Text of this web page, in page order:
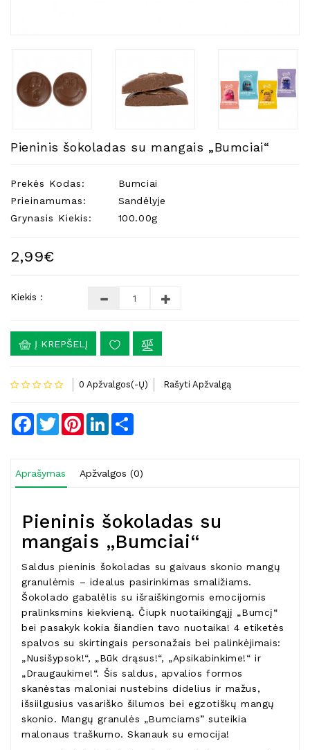
Kosmetika
Higienos
Kūdikiams
Reikalai
Indai
Dovanos
Pieninis šokoladas su mangais „Bumciai“
Prekės Kodas:
Bumciai
Prieinamumas:
Sandėlyje
Grynasis Kiekis:
100.00g
2,99€
Kiekis :
Į KREPŠELĮ
0 Apžvalgos(-Ų) Rašyti Apžvalgą
Facebook
TwitterPinterestLinkedIn
Aprašymas Apžvalgos (0)
Pieninis šokoladas su
mangais „Bumciai“
Saldus pieninis šokoladas su gaivaus skonio mangų
granulėmis – idealus pasirinkimas smaližiams.
Šokolado gabalėlis su išraiškingomis emocijomis
pralinksmins kiekvieną. Čiupk nuotaikingąjį „Bumcį“
bei pasakyk kokia šiandien tavo nuotaika! 4 etiketės
spalvos su skirtingais personažais bei palinkėjimais:
„Nusišypsok!“, „Būk drąsus!“, „Apsikabinkime!“ ir
„Draugaukime!“. Šis saldus, apvalios formos
skanėstas maloniai nustebins didelius ir mažus,
išsiilgusius vasariško šilumos bei egzotiškų mangų
skonio. Mangų granulės „Bumciams” suteikia
malonaus traškumo. Skanauk su emocija!